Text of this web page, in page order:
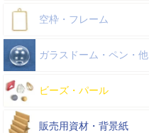
空枠・フレーム
ガラスドーム・ペン・他
ビーズ・パール
販売用資材・背景紙